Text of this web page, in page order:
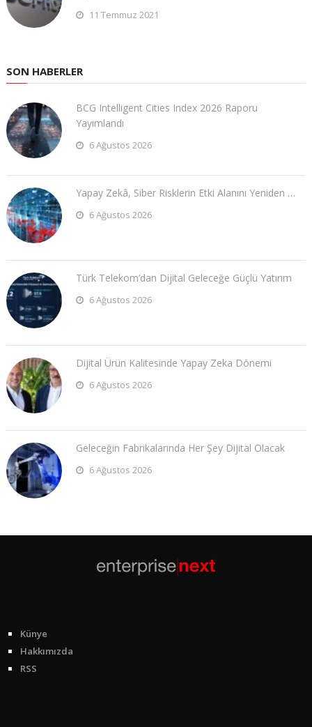
11 Temmuz 2021
SON HABERLER
BCG Intelligent Cities Index 2026 Raporu
Yayımlandı
6 Ağustos 2026
Yapay Zekâ, Siber Risklerin Etki Alanını Yeniden …
6 Ağustos 2026
Türk Telekom’dan Dijital Geleceğe Güçlü Yatırım
6 Ağustos 2026
Dijital Ürün Kalitesinde Yapay Zeka Dönemi
6 Ağustos 2026
Geleceğin Fabrikalarında Her Şey Dijital Olacak
6 Ağustos 2026
Künye
Hakkımızda
RSS